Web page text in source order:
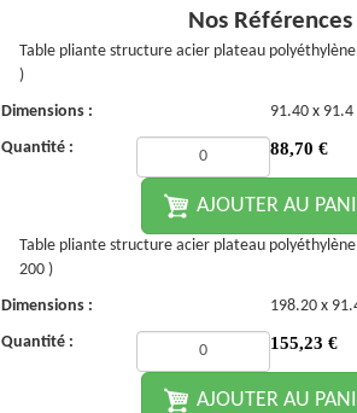
Nos Références
Table pliante structure acier plateau polyéthylène
)
Dimensions :
91.40 x 91.4
Quantité :
88,70 €
AJOUTER AU
Table pliante structure acier plateau polyéthylène
200 )
Dimensions :
198.20 x
Quantité :
155,23 €
AJOUTER AU